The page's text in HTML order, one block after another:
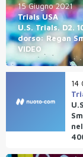
15 Giugno 2021
Trials USA
U.S. Trials. D2.
dorso: Regan
VIDEO
14